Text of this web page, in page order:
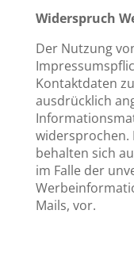
Widerspruch
Der Nutzung
Kontaktdaten
ausdrücklich
widersprochen.
behalten sich
im Falle der
Mails, vor.